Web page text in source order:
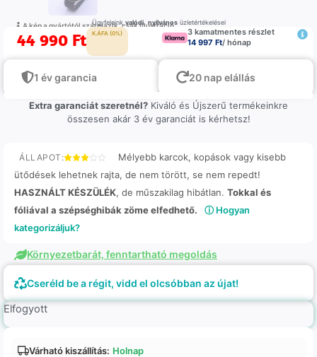
A kép a gyártótól származik, csak illustráció
Ügyfeleinkvalódi,nyilvánosüzletértékelései
44 990 Ft K.ÁFA (0%)
3 kamatmentes részlet
14 997 Ft/ hónap
1 év garancia 20 nap elállás
Extra garanciát szeretnél? Kiváló és Újszerű termékeinkre
összesen akár 3 év garanciát is kérhetsz!
ÁLLAPOT:
Mélyebb karcok, kopások vagy kisebb
ütődések lehetnek rajta, de nem törött, se nem repedt!
HASZNÁLT KÉSZÜLÉK, de műszakilag hibátlan. Tokkal és
fóliával a szépséghibák zöme elfedhető.
ⓘ Hogyan
kategorizáljuk?
Környezetbarát, fenntartható megoldás
Cseréld be a régit, vidd el olcsóbban az újat!
Elfogyott
Várható kiszállítás: Holnap